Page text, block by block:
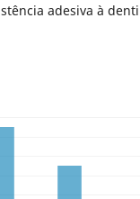
adesiva à